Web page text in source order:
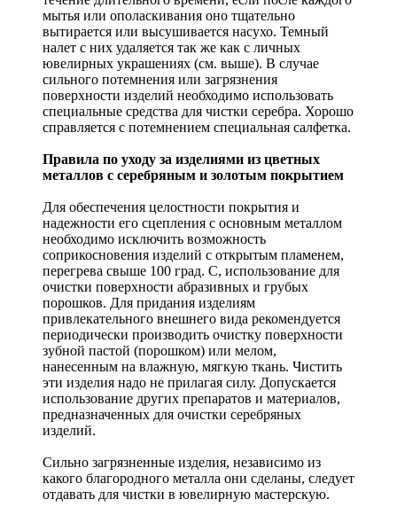
мытья или ополаскивания оно тщательно
вытирается или высушивается насухо. Темный
налет с них удаляется так же как с личных
ювелирных украшениях (см. выше). В случае
сильного потемнения или загрязнения
поверхности изделий необходимо использовать
специальные средства для чистки серебра. Хорошо
справляется с потемнением специальная салфетка.
Правила по уходу за изделиями из цветных
металлов с серебряным и золотым покрытием
Для обеспечения целостности покрытия и
надежности его сцепления с основным металлом
необходимо исключить возможность
соприкосновения изделий с открытым пламенем,
перегрева свыше 100 град. С, использование для
очистки поверхности абразивных и грубых
порошков. Для придания изделиям
привлекательного внешнего вида рекомендуется
периодически производить очистку поверхности
зубной пастой (порошком) или мелом,
нанесенным на влажную, мягкую ткань. Чистить
эти изделия надо не прилагая силу. Допускается
использование других препаратов и материалов,
предназначенных для очистки серебряных
изделий.
Сильно загрязненные изделия, независимо из
какого благородного металла они сделаны, следует
отдавать для чистки в ювелирную мастерскую.